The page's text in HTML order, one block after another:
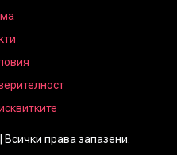
права запазени.